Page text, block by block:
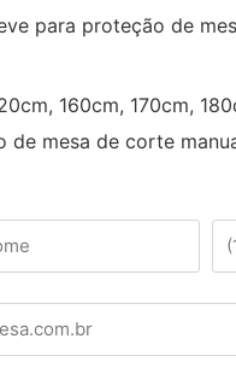
para proteção de
160cm, 170cm,
de mesa de corte